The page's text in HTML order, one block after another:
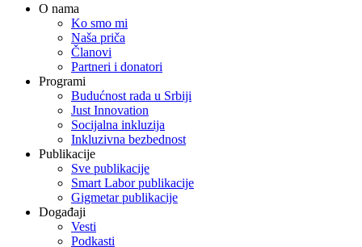
O nama
Ko smo mi
Naša priča
Članovi
Partneri i donatori
Programi
Budućnost rada u Srbiji
Just Innovation
Socijalna inkluzija
Inkluzivna bezbednost
Publikacije
Sve publikacije
Smart Labor publikacije
Gigmetar publikacije
Događaji
Vesti
Podkasti